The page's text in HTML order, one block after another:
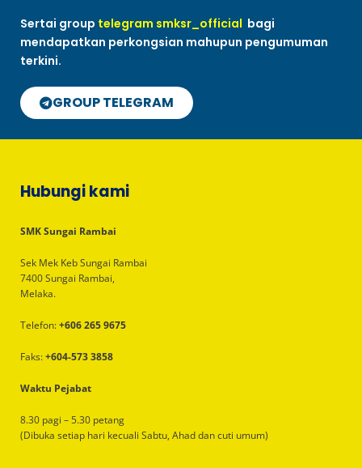
Sertai group telegram smksr_official bagi
mendapatkan perkongsian mahupun pengumuman
terkini.
GROUP TELEGRAM
Hubungi kami
SMK Sungai Rambai
Sek Mek Keb Sungai Rambai
7400 Sungai Rambai,
Melaka.
Telefon:+606 265 9675
Faks:+604-573 3858
Waktu Pejabat
8.30 pagi – 5.30 petang
(Dibuka setiap hari kecuali Sabtu, Ahad dan cuti umum)